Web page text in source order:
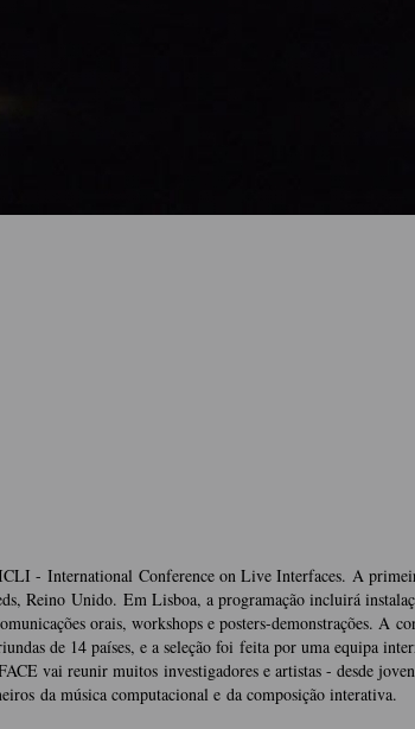
- International Conference on Live Interfaces. A
Reino Unido. Em Lisboa, a programação incluirá
orais, workshops e posters-demonstrações. A
de 14 países, e a seleção foi feita por uma equipa
vai reunir muitos investigadores e artistas - desde
da música computacional e da composição interativa.